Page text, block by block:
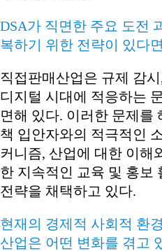
DSA가 직면한 주요 도전
복하기 위한 전략이 있다
직접판매산업은 규제 감
디지털 시대에 적응하는
면해 있다. 이러한 문제를
책 입안자와의 적극적인
커니즘, 산업에 대한 이해
한 지속적인 교육 및 홍보
전략을 채택하고 있다.
현재의 경제적 사회적 환
산업은 어떤 변화를 겪고